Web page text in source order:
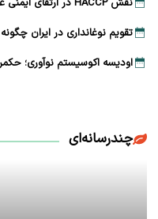
نقش HACCP در ارتقای ایمنی غذایی و کاهش خطرات تولید
تقویم نوغانداری در ایران
اودیسه اکوسیستم نوآوری؛
چندرسانه‌ای